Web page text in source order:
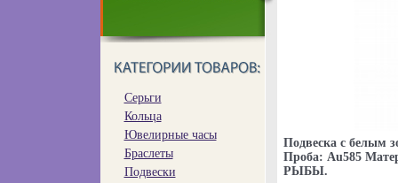
Серьги
Кольца
Ювелирные часы
Браслеты
Подвески
Подвеска с белым
Проба: Au585
РЫБЫ.